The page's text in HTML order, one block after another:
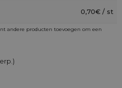
0,70€ / st
andere producten toevoegen om een